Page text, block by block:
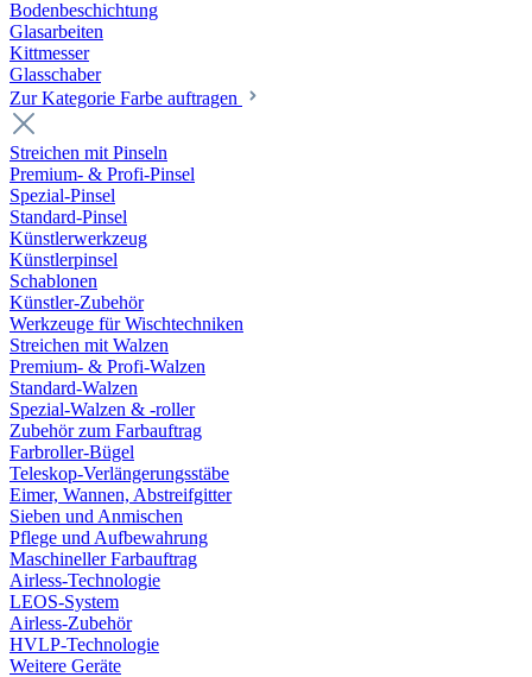
Bodenbeschichtung
Glasarbeiten
Kittmesser
Glasschaber
Zur Kategorie Farbe auftragen
Streichen mit Pinseln
Premium- & Profi-Pinsel
Spezial-Pinsel
Standard-Pinsel
Künstlerwerkzeug
Künstlerpinsel
Schablonen
Künstler-Zubehör
Werkzeuge für Wischtechniken
Streichen mit Walzen
Premium- & Profi-Walzen
Standard-Walzen
Spezial-Walzen & -roller
Zubehör zum Farbauftrag
Farbroller-Bügel
Teleskop-Verlängerungsstäbe
Eimer, Wannen, Abstreifgitter
Sieben und Anmischen
Pflege und Aufbewahrung
Maschineller Farbauftrag
Airless-Technologie
LEOS-System
Airless-Zubehör
HVLP-Technologie
Weitere Geräte